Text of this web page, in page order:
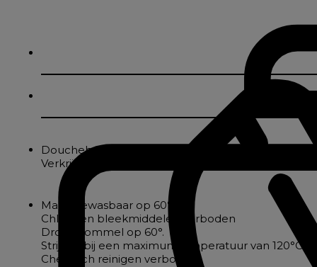
Douchehoeslaken van 500gsm badstof met
Verkrijgbaar in 3 kleuren: marine, grijs, beige
Machinewasbaar op 60°.
Chloor en bleekmiddelen verboden
Droogtrommel op 60°.
Strijken bij een maximumtemperatuur van 120°C
Chemisch reinigen verboden